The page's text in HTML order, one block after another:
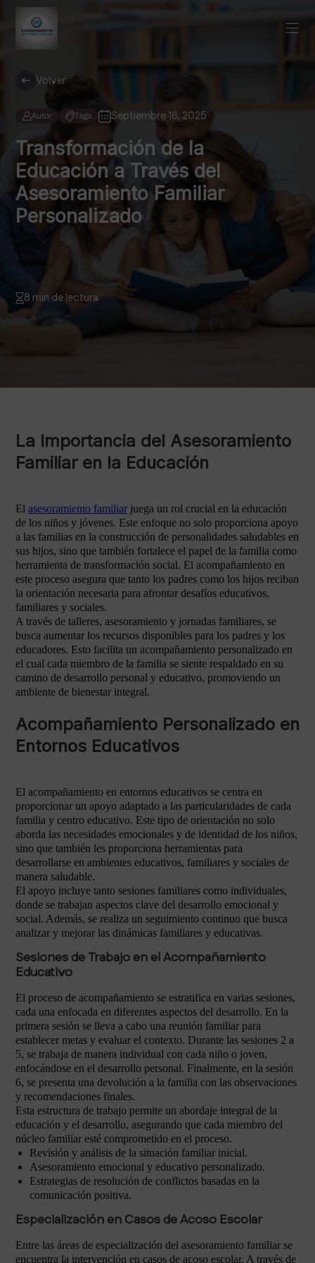
Volver
Autor Tags Septiembre 16, 2025
Transformación de la
Educación a Través del
Asesoramiento Familiar
Personalizado
8 min de lectura
La Importancia del Asesoramiento
Familiar en la Educación
El asesoramiento familiar juega un rol crucial en la educación
de los niños y jóvenes. Este enfoque no solo proporciona apoyo
a las familias en la construcción de personalidades saludables en
sus hijos, sino que también fortalece el papel de la familia como
herramienta de transformación social. El acompañamiento en
este proceso asegura que tanto los padres como los hijos reciban
la orientación necesaria para afrontar desafíos educativos,
familiares y sociales.
A través de talleres, asesoramiento y jornadas familiares, se
busca aumentar los recursos disponibles para los padres y los
educadores. Esto facilita un acompañamiento personalizado en
el cual cada miembro de la familia se siente respaldado en su
camino de desarrollo personal y educativo, promoviendo un
ambiente de bienestar integral.
Acompañamiento Personalizado en
Entornos Educativos
El acompañamiento en entornos educativos se centra en
proporcionar un apoyo adaptado a las particularidades de cada
familia y centro educativo. Este tipo de orientación no solo
aborda las necesidades emocionales y de identidad de los niños,
sino que también les proporciona herramientas para
desarrollarse en ambientes educativos, familiares y sociales de
manera saludable.
El apoyo incluye tanto sesiones familiares como individuales,
donde se trabajan aspectos clave del desarrollo emocional y
social. Además, se realiza un seguimiento continuo que busca
analizar y mejorar las dinámicas familiares y educativas.
Sesiones de Trabajo en el Acompañamiento
Educativo
El proceso de acompañamiento se estratifica en varias sesiones,
cada una enfocada en diferentes aspectos del desarrollo. En la
primera sesión se lleva a cabo una reunión familiar para
establecer metas y evaluar el contexto. Durante las sesiones 2 a
5, se trabaja de manera individual con cada niño o joven,
enfocándose en el desarrollo personal. Finalmente, en la sesión
6, se presenta una devolución a la familia con las observaciones
y recomendaciones finales.
Esta estructura de trabajo permite un abordaje integral de la
educación y el desarrollo, asegurando que cada miembro del
núcleo familiar esté comprometido en el proceso.
Revisión y análisis de la situación familiar inicial.
Asesoramiento emocional y educativo personalizado.
Estrategias de resolución de conflictos basadas en la
comunicación positiva.
Especialización en Casos de Acoso Escolar
Entre las áreas de especialización del asesoramiento familiar se
encuentra la intervención en casos de acoso escolar. A través de